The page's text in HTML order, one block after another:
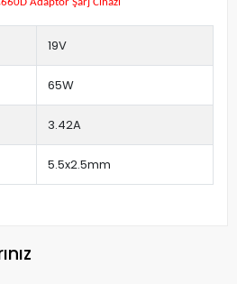
Adaptör Şarj Cihazı
19V
65W
3.42A
5.5x2.5mm